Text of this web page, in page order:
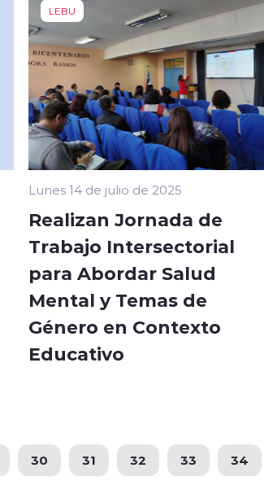
LEBU
Lunes 14 de julio de 2025
Realizan Jornada de
Trabajo Intersectorial
para Abordar Salud
Mental y Temas de
Género en Contexto
Educativo
30 31 32 33 34